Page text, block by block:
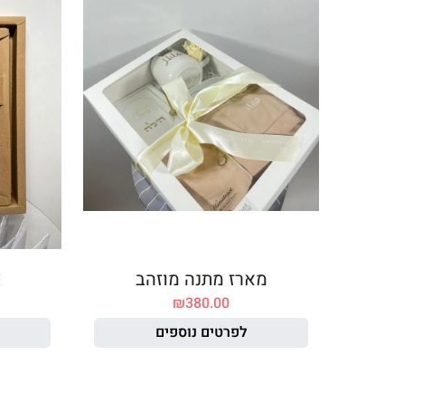
מארז מתנה מוזהב
₪380.00
לפרטים נוספים